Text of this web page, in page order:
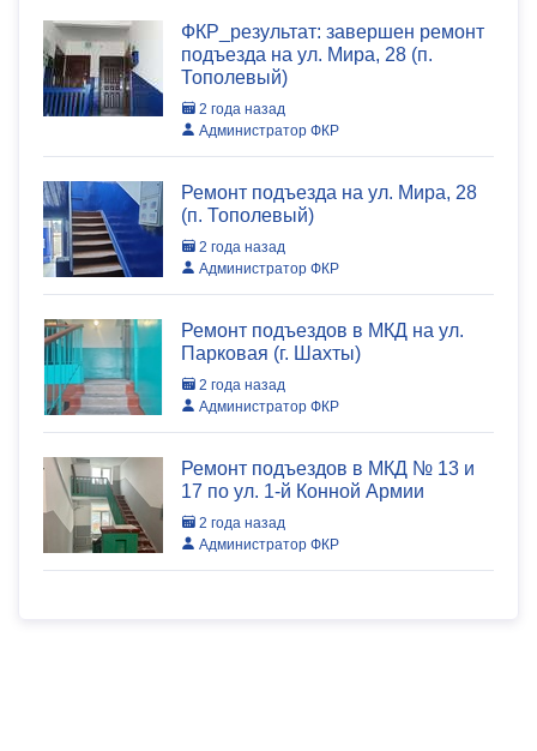
ФКР_результат: завершен ремонт
подъезда на ул. Мира, 28 (п.
Тополевый)
2 года назад
Администратор ФКР
Ремонт подъезда на ул. Мира, 28
(п. Тополевый)
2 года назад
Администратор ФКР
Ремонт подъездов в МКД на ул.
Парковая (г. Шахты)
2 года назад
Администратор ФКР
Ремонт подъездов в МКД № 13 и
17 по ул. 1-й Конной Армии
2 года назад
Администратор ФКР